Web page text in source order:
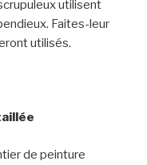
utilisent
Faites-leur
utilisés.
de peinture